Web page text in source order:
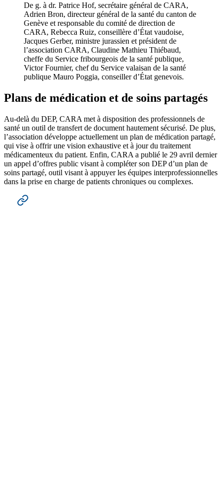
De g. à dr. Patrice Hof, secrétaire général de CARA,
Adrien Bron, directeur général de la santé du canton de
Genève et responsable du comité de direction de
CARA, Rebecca Ruiz, conseillère d’État vaudoise,
Jacques Gerber, ministre jurassien et président de
l’association CARA, Claudine Mathieu Thiébaud,
cheffe du Service fribourgeois de la santé publique,
Victor Fournier, chef du Service valaisan de la santé
publique Mauro Poggia, conseiller d’État genevois.
Plans de médication et de soins partagés
Au-delà du DEP, CARA met à disposition des professionnels de
santé un outil de transfert de document hautement sécurisé. De plus,
l’association développe actuellement un plan de médication partagé,
qui vise à offrir une vision exhaustive et à jour du traitement
médicamenteux du patient. Enfin, CARA a publié le 29 avril dernier
un appel d’offres public visant à compléter son DEP d’un plan de
soins partagé, outil visant à appuyer les équipes interprofessionnelles
dans la prise en charge de patients chroniques ou complexes.